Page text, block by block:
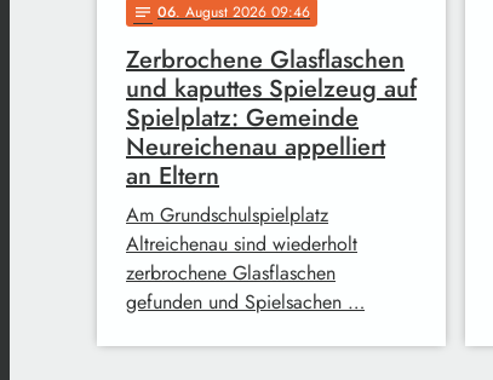
notes 06. August 2026 09:46
Zerbrochene Glasflaschen
und kaputtes Spielzeug auf
Spielplatz: Gemeinde
Neureichenau appelliert
an Eltern
Am Grundschulspielplatz
Altreichenau sind wiederholt
zerbrochene Glasflaschen
gefunden und Spielsachen …